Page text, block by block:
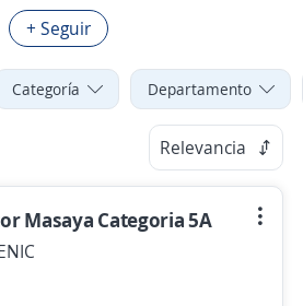
+ Seguir
Categoría Departamento
Relevancia
Masaya Categoria 5A